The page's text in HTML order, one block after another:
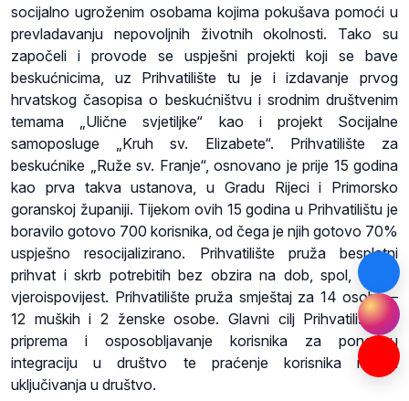
socijalno ugroženim osobama kojima pokušava pomoći u
prevladavanju nepovoljnih životnih okolnosti. Tako su
započeli i provode se uspješni projekti koji se bave
beskućnicima, uz Prihvatilište tu je i izdavanje prvog
hrvatskog časopisa o beskućništvu i srodnim društvenim
temama „Ulične svjetiljke“ kao i projekt Socijalne
samoposluge „Kruh sv. Elizabete“. Prihvatilište za
beskućnike „Ruže sv. Franje“, osnovano je prije 15 godina
kao prva takva ustanova, u Gradu Rijeci i Primorsko
goranskoj županiji. Tijekom ovih 15 godina u Prihvatilištu je
boravilo gotovo 700 korisnika, od čega je njih gotovo 70%
uspješno resocijalizirano. Prihvatilište pruža besplatni
prihvat i skrb potrebitih bez obzira na dob, spol, rasu i
vjeroispovijest. Prihvatilište pruža smještaj za 14 osoba –
12 muških i 2 ženske osobe. Glavni cilj Prihvatilišta je
priprema i osposobljavanje korisnika za ponovnu
integraciju u društvo te praćenje korisnika nakon
uključivanja u društvo.